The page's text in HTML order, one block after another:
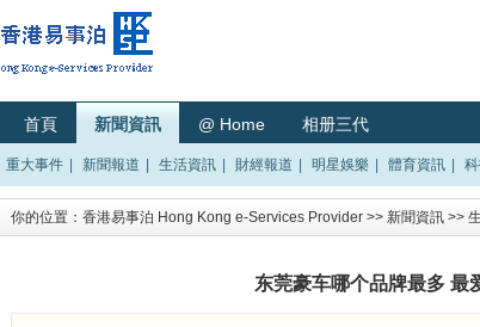
首頁 新聞資訊 @ Home 相册三代
重大事件 新聞報道 生活資訊 財經報道 明星娛樂 體育資訊
你的位置： 香港易事泊 Hong Kong e-Services Provider >> 新聞資訊 >>
东莞豪车哪个品牌最多 最